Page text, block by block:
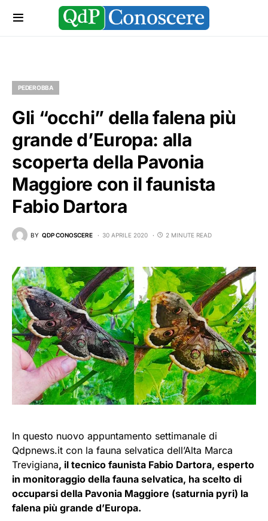
PEDEROBBA
Gli “occhi” della falena più
grande d’Europa: alla
scoperta della Pavonia
Maggiore con il faunista
Fabio Dartora
BY QDP CONOSCERE 30 APRILE 2020 2 MINUTE READ
In questo nuovo appuntamento settimanale di
Qdpnews.it con la fauna selvatica dell’Alta Marca
Trevigiana, il tecnico faunista Fabio Dartora, esperto
in monitoraggio della fauna selvatica, ha scelto di
occuparsi della Pavonia Maggiore (saturnia pyri) la
falena più grande d’Europa.